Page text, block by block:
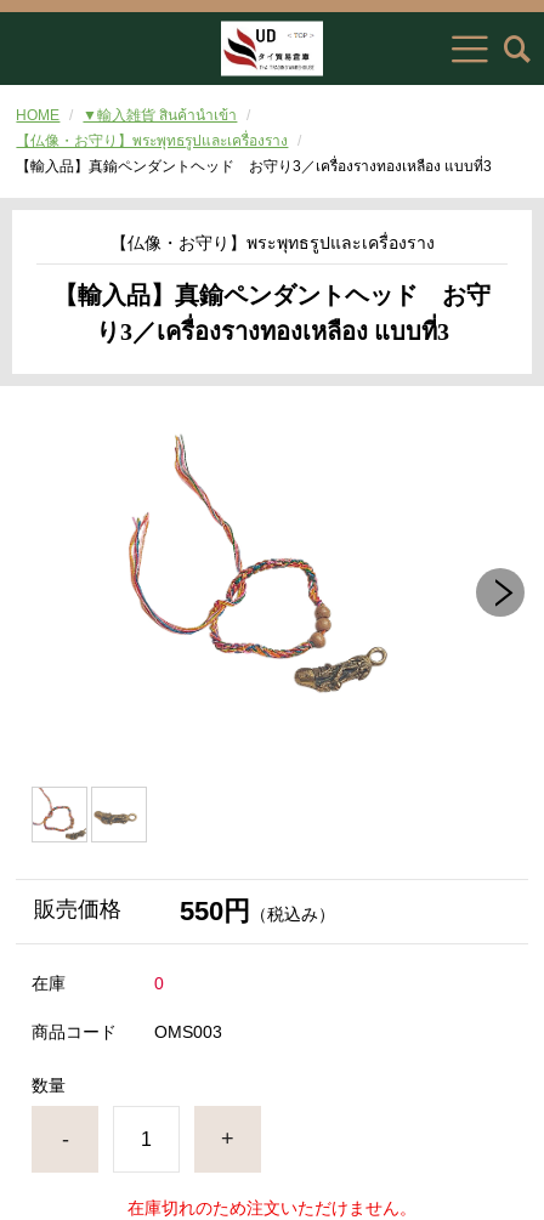
HOME
▼輸入雑貨 สินค้านำเข้า
【仏像・お守り】พระพุทธรูปและเครื่องราง
【輸入品】真鍮ペンダントヘッド お守り3／เครื่องรางทองเหลือง แบบที่3
【仏像・お守り】พระพุทธรูปและเครื่องราง
【輸入品】真鍮ペンダントヘッド お守
り3／เครื่องรางทองเหลือง แบบที่3
販売価格 550円 （税込み）
在庫 0
商品コード OMS003
数量
- +
在庫切れのため注文いただけません。